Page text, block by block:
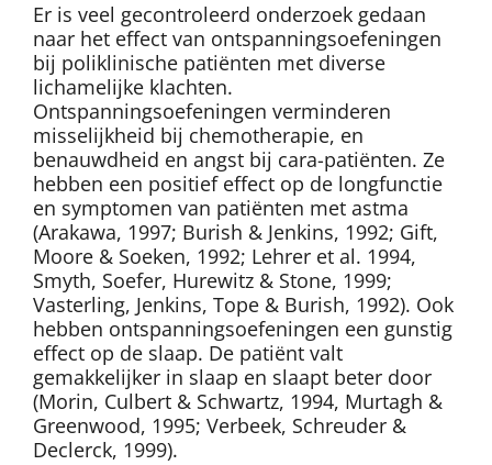
Er is veel gecontroleerd onderzoek gedaan
naar het effect van ontspanningsoefeningen
bij poliklinische patiënten met diverse
lichamelijke klachten.
Ontspanningsoefeningen verminderen
misselijkheid bij chemotherapie, en
benauwdheid en angst bij cara-patiënten. Ze
hebben een positief effect op de longfunctie
en symptomen van patiënten met astma
(Arakawa, 1997; Burish & Jenkins, 1992; Gift,
Moore & Soeken, 1992; Lehrer et al. 1994,
Smyth, Soefer, Hurewitz & Stone, 1999;
Vasterling, Jenkins, Tope & Burish, 1992). Ook
hebben ontspanningsoefeningen een gunstig
effect op de slaap. De patiënt valt
gemakkelijker in slaap en slaapt beter door
(Morin, Culbert & Schwartz, 1994, Murtagh &
Greenwood, 1995; Verbeek, Schreuder &
Declerck, 1999).